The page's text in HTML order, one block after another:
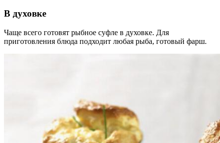
В духовке
Чаще всего готовят рыбное суфле в духовке. Для
приготовления блюда подходит любая рыба, готовый фарш.